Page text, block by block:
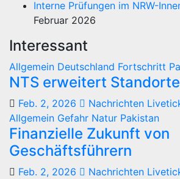
Interne Prüfungen im NRW-
Februar 2026
Interessant
Allgemein Deutschland Fortschritt
NTS erweitert Standorte
Feb. 2, 2026
Nachrichten
Allgemein Gefahr Natur Pakistan
Finanzielle Zukunft von
Geschäftsführern
Feb. 2, 2026
Nachrichten